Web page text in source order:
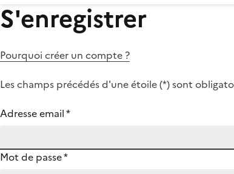
S'enregistrer
Pourquoi créer un compte ?
Les champs précédés d'une étoile (*) sont
Adresse email*
Mot de passe*